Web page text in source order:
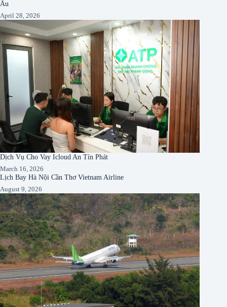
Âu
April 28, 2026
Dịch Vụ Cho Vay Icloud An Tín Phát
March 16, 2026
Lịch Bay Hà Nội Cần Thơ Vietnam Airline
August 9, 2026